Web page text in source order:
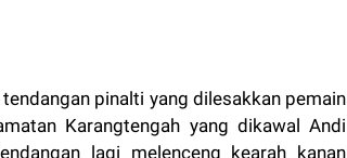
pinalti yang dilesakkan pemain
Karangtengah yang dikawal Andi
lagi melenceng kearah kanan